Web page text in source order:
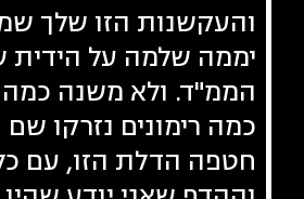
והעקשנות הזו שלך
יממה שלמה על הידית
הממ"ד. ולא משנה כמה
כמה רימונים נזרקו שם
חטפה הדלת הזו, עם